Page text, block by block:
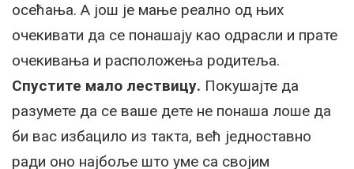
осећања. А још је мање реално од њих
очекивати да се понашају као одрасли и прате
очекивања и расположења родитеља.
Спустите мало лествицу. Покушајте да
разумете да се ваше дете не понаша лоше да
би вас избацило из такта, већ једноставно
ради оно најбоље што уме са својим